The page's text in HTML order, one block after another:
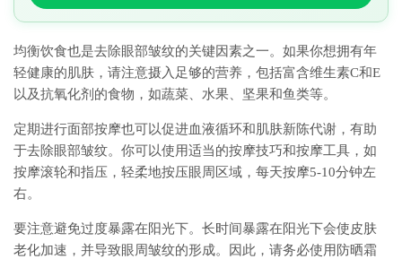
均衡饮食也是去除眼部皱纹的关键因素之一。如果你想拥有年
轻健康的肌肤，请注意摄入足够的营养，包括富含维生素C和E
以及抗氧化剂的食物，如蔬菜、水果、坚果和鱼类等。
定期进行面部按摩也可以促进血液循环和肌肤新陈代谢，有助
于去除眼部皱纹。你可以使用适当的按摩技巧和按摩工具，如
按摩滚轮和指压，轻柔地按压眼周区域，每天按摩5-10分钟左
右。
要注意避免过度暴露在阳光下。长时间暴露在阳光下会使皮肤
老化加速，并导致眼周皱纹的形成。因此，请务必使用防晒霜